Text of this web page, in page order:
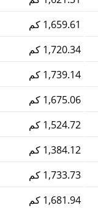
1,659.61 كم
1,720.34 كم
1,739.14 كم
1,675.06 كم
1,524.72 كم
1,384.12 كم
1,733.73 كم
1,681.94 كم